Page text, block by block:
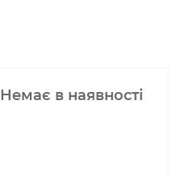
Немає в наявності